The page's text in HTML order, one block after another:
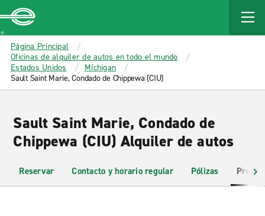
MAIN
CONTENT
Enterprise
Página Principal
Oficinas de alquiler de autos en todo el mundo
Estados Unidos
Míchigan
Sault Saint Marie, Condado de Chippewa (CIU)
Sault Saint Marie, Condado de
Chippewa (CIU) Alquiler de autos
Reservar Contacto y horario regular Pólizas